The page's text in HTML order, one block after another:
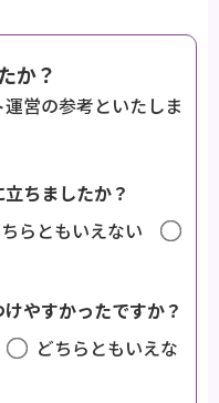
か？
営の参考といたしま
ちましたか？
らともいえない
やすかったですか？
どちらともいえな